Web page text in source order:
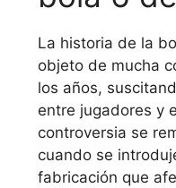
La historia de la
objeto de mucha
los años,
entre jugadores y
controversia se
cuando se
fabricación que